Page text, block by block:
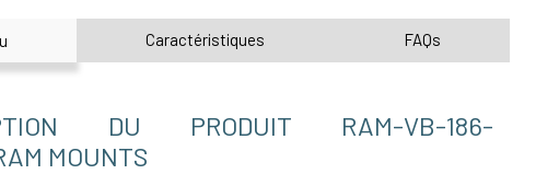
Caractéristiques FAQs
DU PRODUIT RAM-VB-186-
MOUNTS